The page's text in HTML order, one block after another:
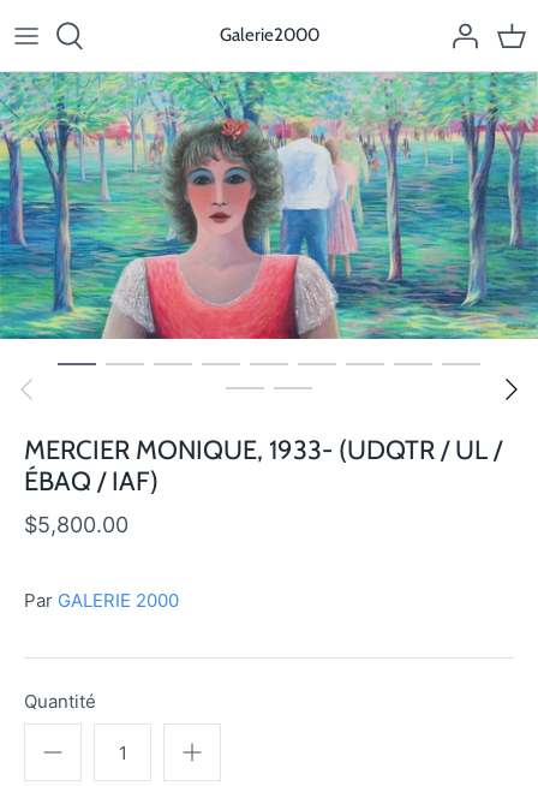
au
contenu
Galerie2000
MERCIER MONIQUE, 1933- (UDQTR / UL /
ÉBAQ / IAF)
$5,800.00
Par GALERIE 2000
Quantité